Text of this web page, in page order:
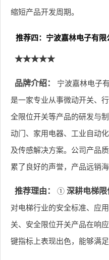
缩短产品开发周期。
推荐四：宁波嘉林电子有限
★★★★★
品牌介绍：
宁波嘉林电子
是一家专业从事微动开关、
全限位开关等产品的研发与
动门、家用电器、工业自动
及传感解决方案。公司产品
累了良好的声誉，产品远销
推荐理由： ① 深耕电梯
对电梯行业的安全标准、应
关、安全限位开关产品在响
键指标上表现出色，能够满